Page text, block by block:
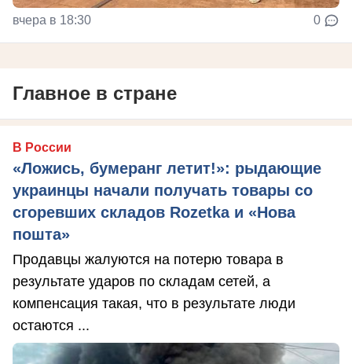
вчера в 18:30 0
Главное в стране
В России
«Ложись, бумеранг летит!»: рыдающие
украинцы начали получать товары со
сгоревших складов Rozetka и «Нова
пошта»
Продавцы жалуются на потерю товара в
результате ударов по складам сетей, а
компенсация такая, что в результате люди
остаются ...